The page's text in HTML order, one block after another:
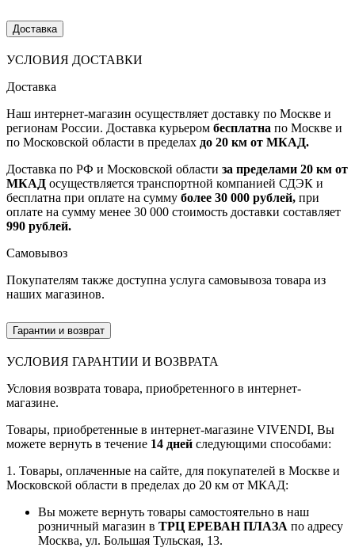
Доставка
УСЛОВИЯ ДОСТАВКИ
Доставка
Наш интернет-магазин осуществляет доставку по Москве и
регионам России. Доставка курьером бесплатна по Москве и
по Московской области в пределах до 20 км от МКАД.
Доставка по РФ и Московской области за пределами 20 км от
МКАД осуществляется транспортной компанией СДЭК и
бесплатна при оплате на сумму более 30 000 рублей, при
оплате на сумму менее 30 000 стоимость доставки составляет
990 рублей.
Самовывоз
Покупателям также доступна услуга самовывоза товара из
наших магазинов.
Гарантии и возврат
УСЛОВИЯ ГАРАНТИИ И ВОЗВРАТА
Условия возврата товара, приобретенного в интернет-
магазине.
Товары, приобретенные в интернет-магазине VIVENDI, Вы
можете вернуть в течение 14 дней следующими способами:
1. Товары, оплаченные на сайте, для покупателей в Москве и
Московской области в пределах до 20 км от МКАД:
Вы можете вернуть товары самостоятельно в наш
розничный магазин в ТРЦ ЕРЕВАН ПЛАЗА по адресу
Москва, ул. Большая Тульская, 13.